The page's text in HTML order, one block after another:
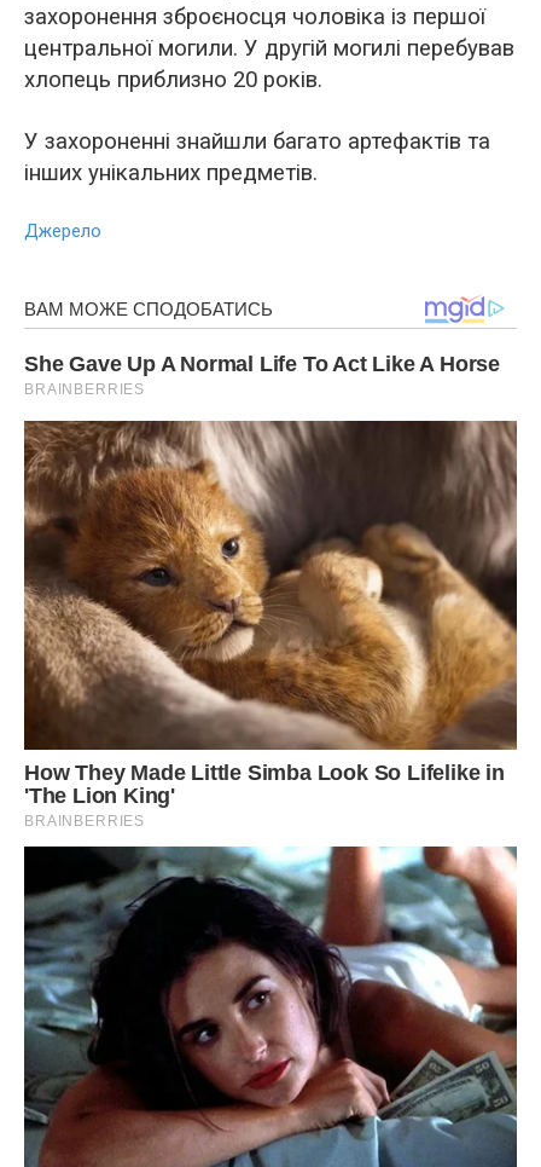
захоронення зброєносця чоловіка із першої
центральної могили. У другій могилі перебував
хлопець приблизно 20 років.
У захороненні знайшли багато артефактів та
інших унікальних предметів.
Джерело